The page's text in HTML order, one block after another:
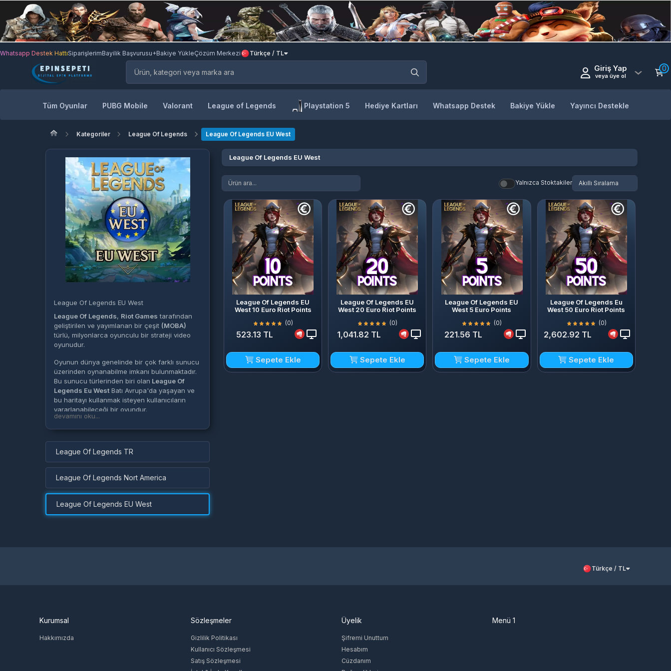
Whatsapp Destek HattıSiparişlerimBayilik Başvurusu+Bakiye YükleÇözüm Merkezi Türkçe / TL
Giriş Yap
veya üye ol
0
Tüm Oyunlar PUBG Mobile Valorant League of Legends Playstation 5 Hediye Kartları Whatsapp Destek Bakiye Yükle Yayıncı Destekle
Kategoriler League Of Legends League Of Legends EU West
League Of Legends EU West
League Of Legends, Riot Games tarafından
geliştirilen ve yayımlanan bir çeşit (MOBA)
türlü, milyonlarca oyunculu bir strateji video
oyunudur.
Oyunun dünya genelinde bir çok farklı sunucu
üzerinden oynanabilme imkanı bulunmaktadır.
Bu sunucu türlerinden biri olan League Of
Legends Eu West Batı Avrupa'da yaşayan ve
bu haritayı kullanmak isteyen kullanıcıların
yararlanabileceği bir oyundur.
oyunculara aittir.
devamını oku...
League Of Legends TR
League Of Legends Nort America
League Of Legends EU West
League Of Legends EU West
Yalnızca Stoktakiler
League Of Legends EU
West 10 Euro Riot Points
(0)
523.13 TL
Sepete Ekle
League Of Legends EU
West 20 Euro Riot Points
(0)
1,041.82 TL
Sepete Ekle
League Of Legends EU
West 5 Euro Points
(0)
221.56 TL
Sepete Ekle
League Of Legends Eu
West 50 Euro Riot Points
(0)
2,602.92 TL
Sepete Ekle
Türkçe / TL
Kurumsal
Hakkımızda
Sözleşmeler
Gizlilik Politikası
Kullanıcı Sözleşmesi
Satış Sözleşmesi
Üyelik
Şifremi Unuttum
Hesabım
Cüzdanım
Menü 1